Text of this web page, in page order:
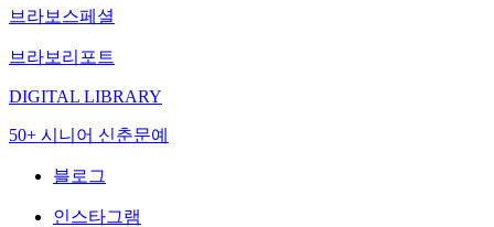
브라보스페셜
브라보리포트
DIGITAL LIBRARY
50+ 시니어 신춘문예
블로그
인스타그램